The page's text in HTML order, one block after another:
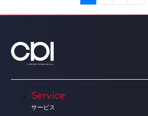
Service
サービス